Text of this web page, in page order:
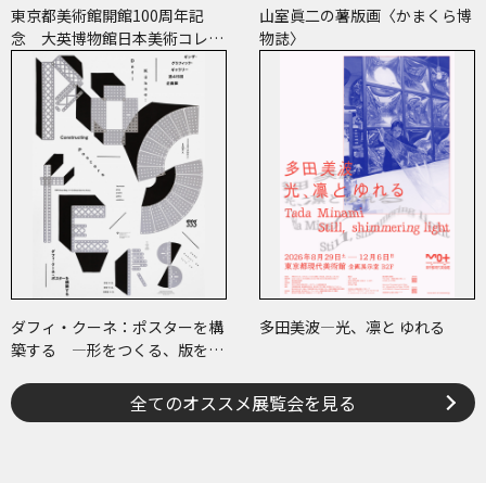
東京都美術館開館100周年記
念 大英博物館日本美術コレク
ション 百花繚乱～海を越えた
江戸絵画
山室眞二の薯版画〈かまくら博
物誌〉
ダフィ・クーネ：ポスターを構
築する ―形をつくる、版をつ
多田美波―光、凛と ゆれる
全てのオススメ展覧会を見る